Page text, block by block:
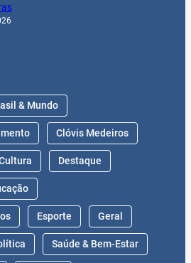
& Mundo
Clóvis Medeiros
Destaque
Esporte Geral
Saúde & Bem-Estar